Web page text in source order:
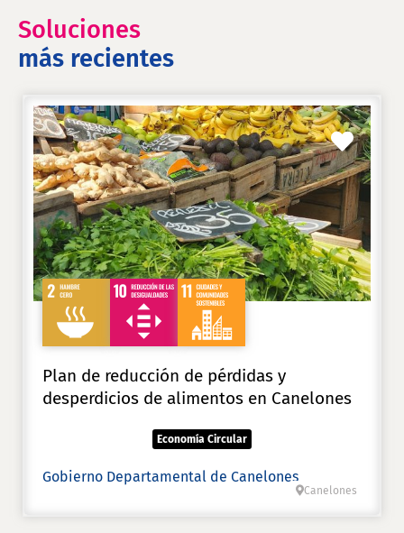
Soluciones
más recientes
Plan de reducción de pérdidas y
desperdicios de alimentos en Canelones
Economía Circular
Gobierno Departamental de Canelones
Canelones